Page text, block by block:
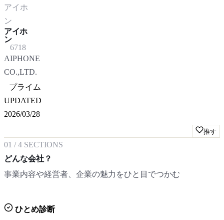
アイホ
ン
アイホ
ン
6718
AIPHONE
CO.,LTD.
プライム
UPDATED
2026/03/28
推す
01 /4 SECTIONS
どんな会社？
事業内容や経営者、企業の魅力をひと目でつかむ
ひとめ診断